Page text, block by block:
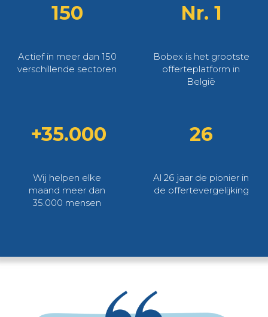
150
Actief in meer dan 150
verschillende sectoren
Nr. 1
Bobex is het grootste
offerteplatform in
België
+35.000
Wij helpen elke
maand meer dan
35.000 mensen
26
Al 26 jaar de pionier in
de offertevergelijking